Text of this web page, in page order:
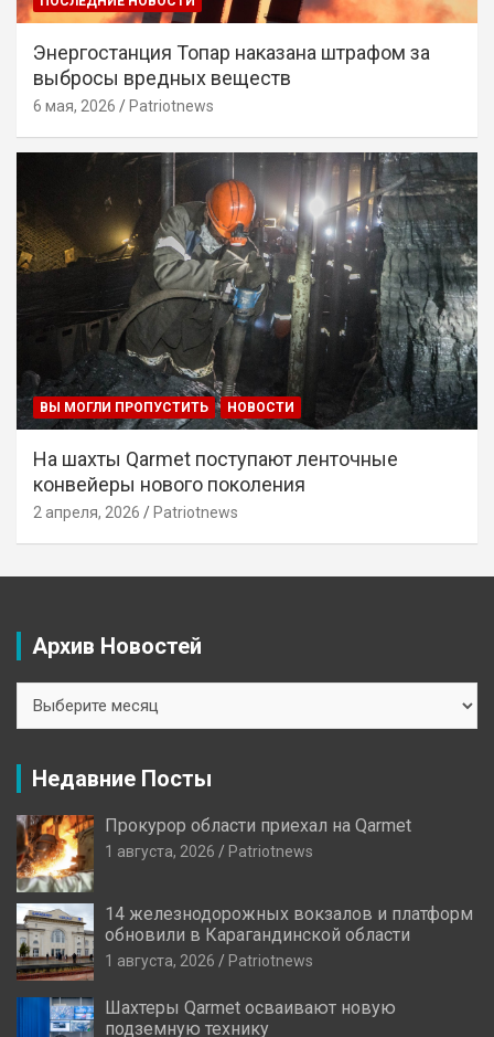
Энергостанция Топар наказана штрафом за
выбросы вредных веществ
6 мая, 2026 Patriotnews
ВЫ МОГЛИ ПРОПУСТИТЬ НОВОСТИ
На шахты Qarmet поступают ленточные
конвейеры нового поколения
2 апреля, 2026 Patriotnews
Архив Новостей
Новостей
Недавние Посты
Прокурор области приехал на Qarmet
1 августа, 2026 Patriotnews
14 железнодорожных вокзалов и платформ
обновили в Карагандинской области
1 августа, 2026 Patriotnews
Шахтеры Qarmet осваивают новую
подземную технику